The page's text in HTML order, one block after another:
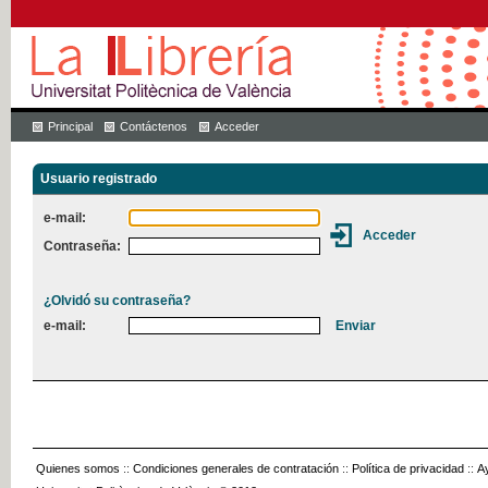
Principal Contáctenos Acceder
Usuario registrado
e-mail:
Contraseña:
¿Olvidó su contraseña?
e-mail:
Quienes somos :: Condiciones generales de contratación :: Política de privacidad ::